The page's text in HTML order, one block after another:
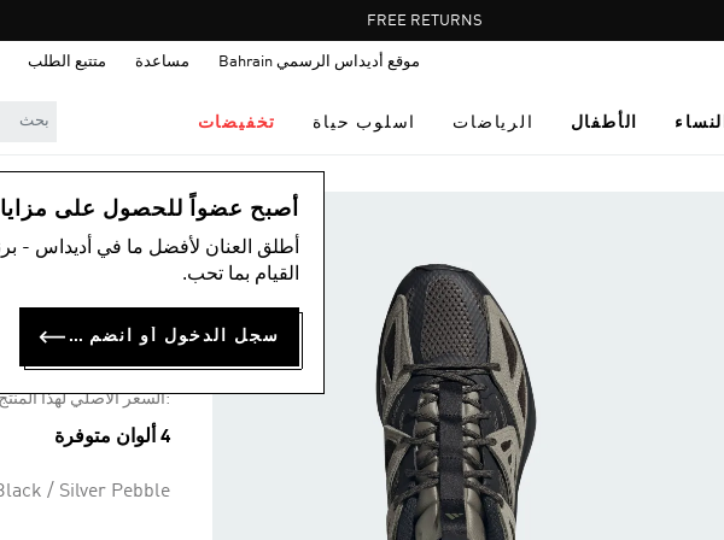
Pause
promotion
FREE RETURNS
موقع أديداس الرسمي Bahrain مساعدة متتبع الطلب
النساء الأطفال الرياضات اسلوب حياة تخفيضات
أصبح عضواً للحصول على مزايا ADICLUB
أطلق العنان لأفضل ما في أديداس -
القيام بما تحب.
سجل الدخول أو انضم الآن
الرجال أحذية
حذاء KANTAI TRAIL
BD 35.36
:السعر الأصلي لهذا
4 ألوان متوفرة
/ Silver Pebble